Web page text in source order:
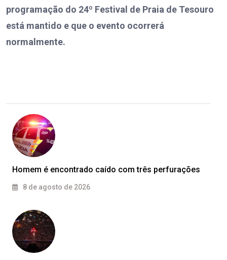
programação do 24º Festival de Praia de Tesouro
está mantido e que o evento ocorrerá
normalmente.
Homem é encontrado caído com três perfurações
8 de agosto de 2026